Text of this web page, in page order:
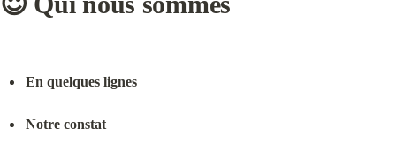
En quelques lignes
Notre constat